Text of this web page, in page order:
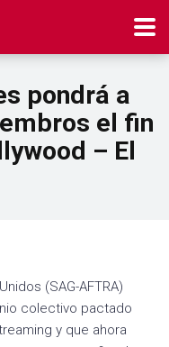
pondrá a
el fin
– El
(SAG-AFTRA)
colectivo pactado
y que ahora